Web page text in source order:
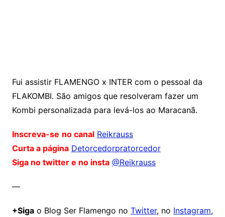
Fui assistir FLAMENGO x INTER com o pessoal da
FLAKOMBI. São amigos que resolveram fazer um
Kombi personalizada para levá-los ao Maracanã.
Inscreva-se no canal Reikrauss
Curta a página Detorcedorpratorcedor
Siga no twitter e no insta @Reikrauss
—
+Sigao Blog Ser Flamengo no Twitter, no Instagram,